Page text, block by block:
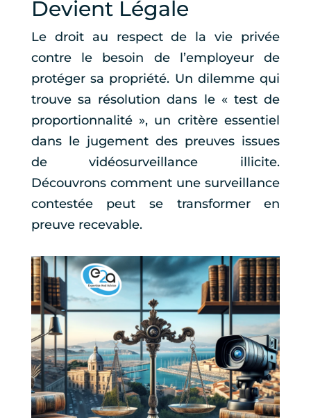
Devient Légale
Le droit au respect de la vie privée
contre le besoin de l’employeur de
protéger sa propriété. Un dilemme qui
trouve sa résolution dans le « test de
proportionnalité », un critère essentiel
dans le jugement des preuves issues
de vidéosurveillance illicite.
Découvrons comment une surveillance
contestée peut se transformer en
preuve recevable.